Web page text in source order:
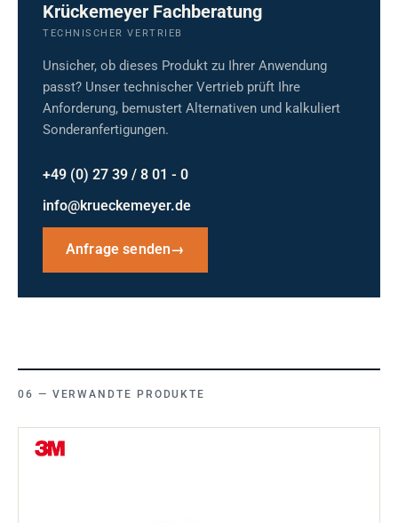
Krückemeyer Fachberatung
TECHNISCHER VERTRIEB
Unsicher, ob dieses Produkt zu Ihrer Anwendung
passt? Unser technischer Vertrieb prüft Ihre
Anforderung, bemustert Alternativen und kalkuliert
Sonderanfertigungen.
+49 (0) 27 39 / 8 01 - 0
info@krueckemeyer.de
Anfrage senden→
VERWANDTE PRODUKTE